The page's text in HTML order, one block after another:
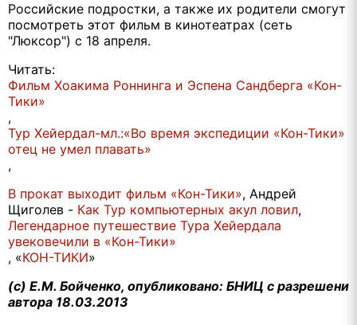
Российские подростки, а также их родители смогут
посмотреть этот фильм в кинотеатрах (сеть
"Люксор") с 18 апреля.
Читать:
Фильм Хоакима Роннинга и Эспена Сандберга «Кон-
Тики»
,
Тур Хейердал-мл.:«Во время экспедиции «Кон-Тики»
отец не умел плавать»
,
В прокат выходит фильм «Кон-Тики», Андрей
Щиголев - Как Тур компьютерных акул ловил,
Легендарное путешествие Тура Хейердала
увековечили в «Кон-Тики»
, «КОН-ТИКИ»
(c) Е.М. Бойченко, опубликовано: БНИЦ с разрешени
автора 18.03.2013